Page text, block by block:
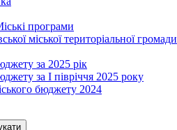
програми
міської територіальної громади
за 2025 рік
за І півріччя 2025 року
бюджету 2024